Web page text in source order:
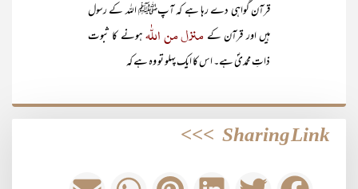
قرآن گواہی دے رہا ہے کہ آپﷺ اللہ کے رسول
ہیں اور قرآن کےمنزل من اللّٰہہونے کا ثبوت
ذاتِ محمدیؐ ہے۔ اس کا ایک پہلو تو وہ ہے کہ
Sharing Link
>>>